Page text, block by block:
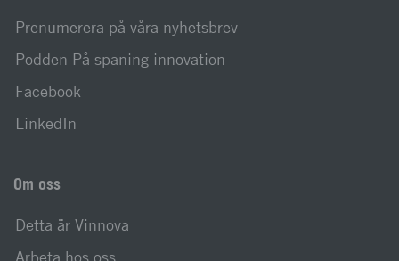
Prenumerera på våra nyhetsbrev
Podden På spaning innovation
Facebook
LinkedIn
Om oss
Detta är Vinnova
Arbeta hos oss